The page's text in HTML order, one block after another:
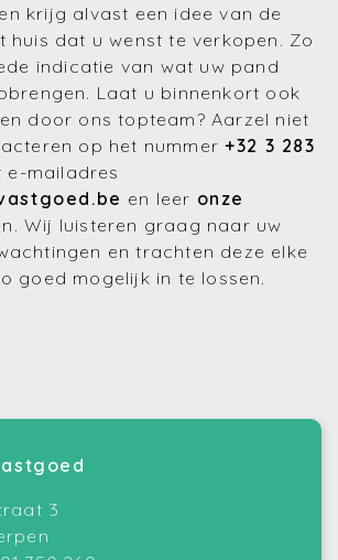
krijg alvast een idee van de
huis dat u wenst te verkopen. Zo
indicatie van wat uw pand
Laat u binnenkort ook
door ons topteam? Aarzel niet
op het nummer+32 3 283
e-mailadres
en leer onze
Wij luisteren graag naar uw
en trachten deze elke
goed mogelijk in te lossen.
3